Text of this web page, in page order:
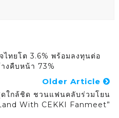
ไทยโต 3.6% พร้อมลงทุนต่อ
งคืบหน้า 73%
Older Article
ใกล้ชิด ชวนแฟนคลับร่วมโยน
With CEKKI Fanmeet”